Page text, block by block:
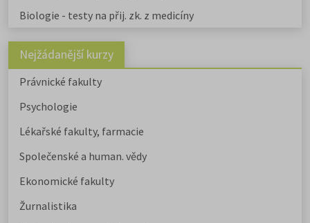
Stáhněte si zdarma e-book s
přehledem humanitních fakult,
Biologie - testy na přij. zk. z medicíny
Nejžádanější kurzy
Právnické fakulty
Psychologie
Lékařské fakulty, farmacie
Společenské a human. vědy
Ekonomické fakulty
Žurnalistika